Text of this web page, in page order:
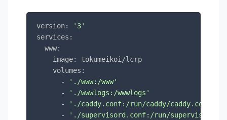
version:
'3'
services:
  www:
    image: tokumeikoi/lcrp
    volumes:
      -
'./www:/www'
      -
'./wwwlogs:/wwwlogs'
      -
'./caddy.conf:/run/caddy/caddy.conf'
      -
'./supervisord.conf:/run/supervisor/